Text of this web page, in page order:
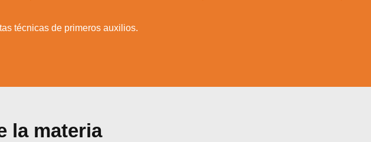
técnicas de primeros auxilios.
la materia